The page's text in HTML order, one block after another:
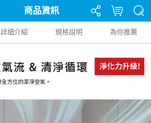
商品資訊
詳細介紹 規格說明 為你推薦